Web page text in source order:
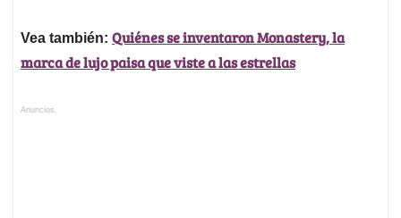
Vea también: Quiénes se inventaron Monastery, la
marca de lujo paisa que viste a las estrellas
Anuncios.